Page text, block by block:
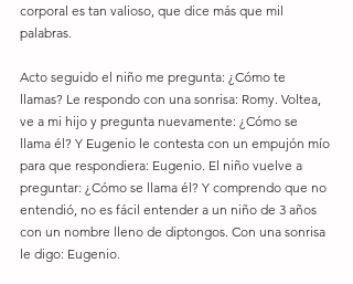
corporal es tan valioso, que dice más que mil
palabras.
Acto seguido el niño me pregunta: ¿Cómo te
llamas? Le respondo con una sonrisa: Romy. Voltea,
ve a mi hijo y pregunta nuevamente: ¿Cómo se
llama él? Y Eugenio le contesta con un empujón mío
para que respondiera: Eugenio. El niño vuelve a
preguntar: ¿Cómo se llama él? Y comprendo que no
entendió, no es fácil entender a un niño de 3 años
con un nombre lleno de diptongos. Con una sonrisa
le digo: Eugenio.